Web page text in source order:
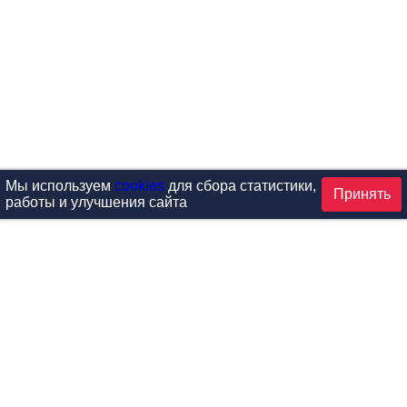
Мы используем cookiesдля сбора статистики,
работы и улучшения сайта
Принять